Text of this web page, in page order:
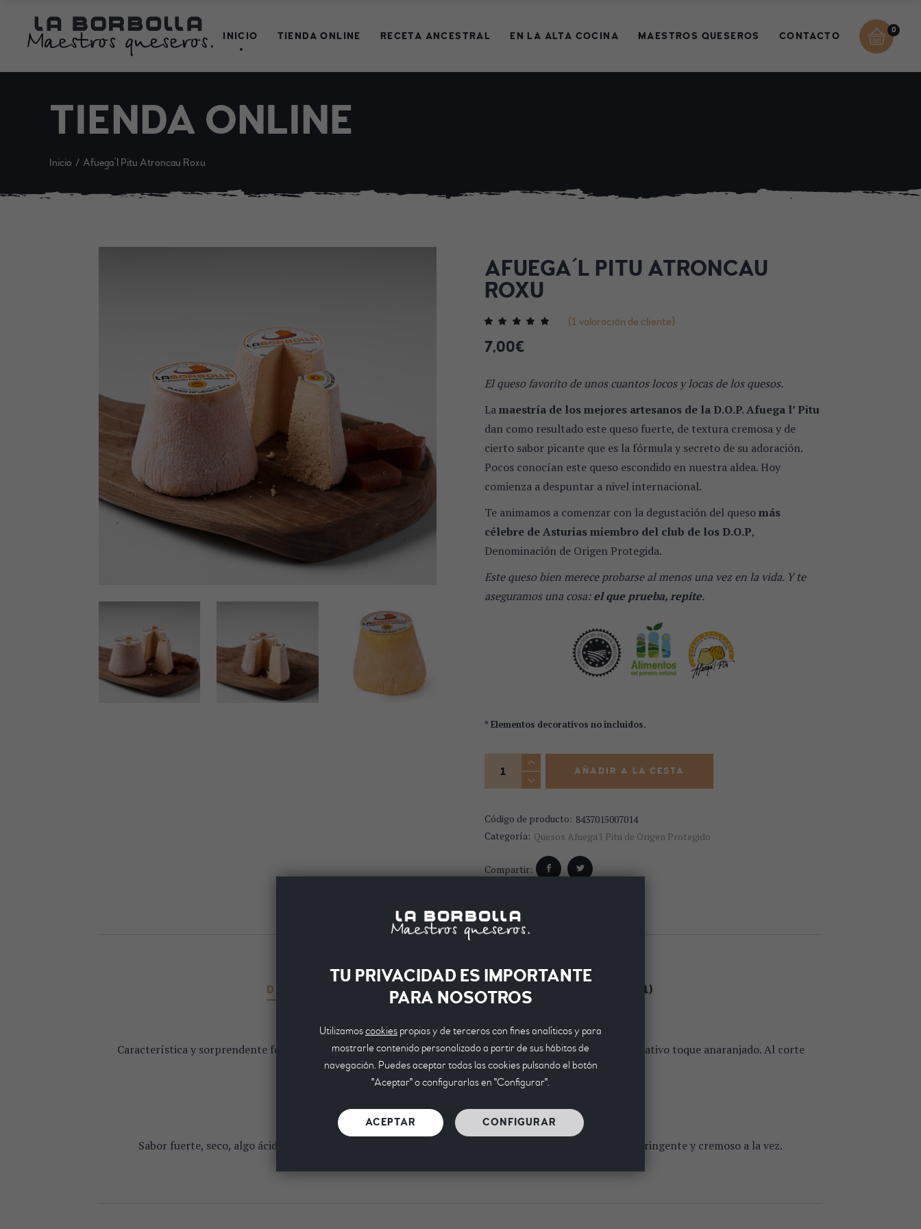
INICIO TIENDA ONLINE RECETA ANCESTRAL EN LA ALTA COCINA MAESTROS QUESEROS CONTACTO
0
TIENDA ONLINE
Inicio Afuega´l Pitu Atroncau Roxu
AFUEGA´L PITU ATRONCAU
ROXU
(1 valoración de cliente)
7,00€
El queso favorito de unos cuantos locos y locas de los quesos.
Lamaestría de los mejores artesanos de la D.O.P. Afuega l’ Pitu
dan como resultado este queso fuerte, de textura cremosa y de
cierto sabor picante que es la fórmula y secreto de su adoración.
Pocos conocían este queso escondido en nuestra aldea. Hoy
comienza a despuntar a nivel internacional.
Te animamos a comenzar con la degustación del quesomás
célebre de Asturias miembro del club de los D.O.P,
Denominación de Origen Protegida.
Este queso bien merece probarse al menos una vez en la vida. Y te
aseguramos una cosa:el que prueba, repite.
* Elementos decorativos no incluidos.
Afuega´l Pitu Atroncau Roxu quantity
AÑADIR A LA CESTA
Código de producto: 8437015007014
Categoría: Quesos Afuega'l Pitu de Origen Protegido
Compartir:
DESCRIPCIÓN MÁS INFORMACIÓN VALORACIONES (1)
Visual
Característica y sorprendente forma troncocónica. De corteza blanda y natural, el pimentón le da un llamativo toque anaranjado. Al corte
es granuloso, tendiendo al escachado.
Olfativa
Aroma láctico, fresco y suave, que aumenta con la maduración del queso.
Gustativa
Sabor fuerte, seco, algo ácido y fresco. El pimentón le da un ligero toque picante. Resulta un queso astringente y cremoso a la vez.
TU PRIVACIDAD ES IMPORTANTE
PARA NOSOTROS
Utilizamoscookies propias y de terceros con fines analíticos y para
mostrarle contenido personalizado a partir de sus hábitos de
navegación. Puedes aceptar todas las cookies pulsando el botón
"Aceptar" o configurarlas en "Configurar".
ACEPTAR CONFIGURAR